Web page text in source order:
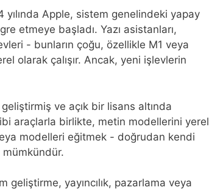
yılında Apple, sistem genelindeki yapay
etmeye başladı. Yazı asistanları,
- bunların çoğu, özellikle M1 veya
olarak çalışır. Ancak, yeni işlevlerin
ve açık bir lisans altında
araçlarla birlikte, metin modellerini yerel
modelleri eğitmek - doğrudan kendi
geliştirme, yayıncılık, pazarlama veya